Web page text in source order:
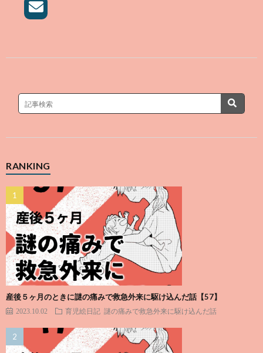
RANKING
産後５ヶ月のときに謎の痛みで救急外来に駆け込んだ話【57】
2023.10.02 育児絵日記 謎の痛みで救急外来に駆け込んだ話